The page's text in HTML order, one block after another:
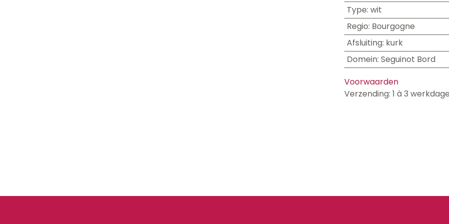
Type: wit
Regio: Bourgogne
Afsluiting: kurk
Domein: Seguinot Bord
Voorwaarden
Verzending: 1 à 3